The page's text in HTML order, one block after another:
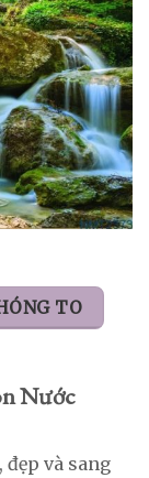
TO
Nước
đẹp và sang